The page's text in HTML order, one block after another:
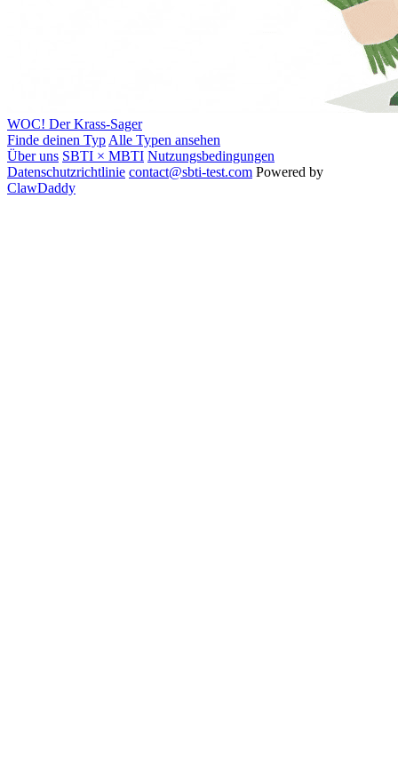
WOC! Der Krass-Sager
Finde deinen Typ Alle Typen ansehen
Über uns SBTI × MBTI Nutzungsbedingungen
Datenschutzrichtlinie contact@sbti-test.com Powered by
ClawDaddy